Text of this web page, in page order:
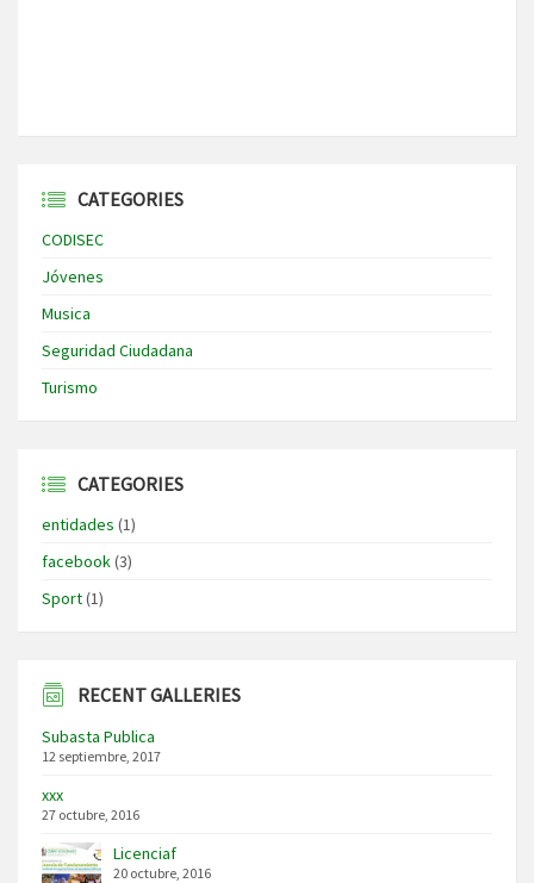
CATEGORIES
CODISEC
Jóvenes
Musica
Seguridad Ciudadana
Turismo
CATEGORIES
entidades (1)
facebook(3)
Sport(1)
RECENT GALLERIES
Subasta Publica
12 septiembre, 2017
xxx
27 octubre, 2016
Licenciaf
20 octubre, 2016